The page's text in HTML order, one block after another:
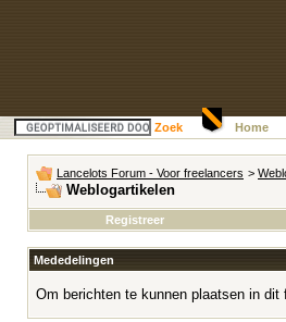
Zoek Home
Lancelots Forum - Voor freelancers >
Weblogartikelen
Registreer
Mededelingen
Om berichten te kunnen plaatsen in